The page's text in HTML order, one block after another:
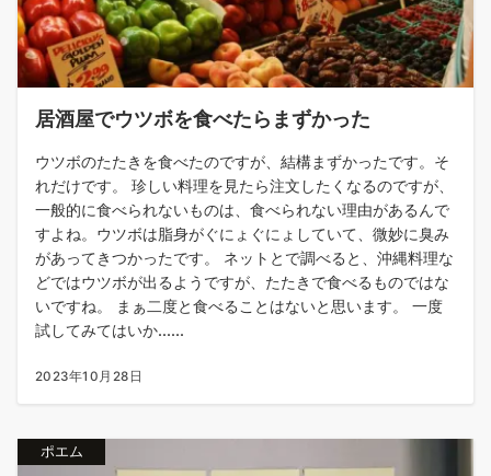
居酒屋でウツボを食べたらまずかった
ウツボのたたきを食べたのですが、結構まずかったです。そ
れだけです。 珍しい料理を見たら注文したくなるのですが、
一般的に食べられないものは、食べられない理由があるんで
すよね。ウツボは脂身がぐにょぐにょしていて、微妙に臭み
があってきつかったです。 ネットとで調べると、沖縄料理な
どではウツボが出るようですが、たたきで食べるものではな
いですね。 まぁ二度と食べることはないと思います。 一度
試してみてはいか......
2023年10月28日
ポエム